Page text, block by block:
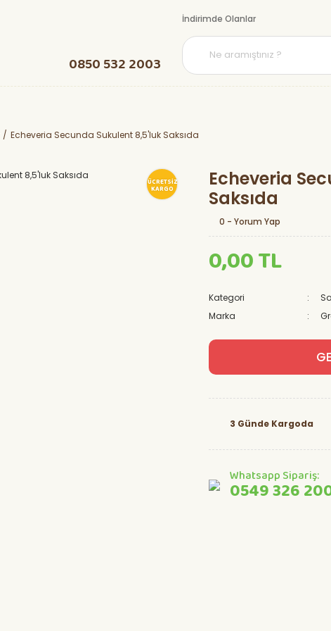
0850 532 2003
İndirimde Olanlar
Echeveria Secunda Sukulent 8,5'luk Saksıda
ÜCRETSİZ
KARGO
Echeveria
Saksıda
0 - Yorum Yap
0,00 TL
Kategori
Marka
3 Günde Kargoda
Whatsapp Sipariş:
0549 326